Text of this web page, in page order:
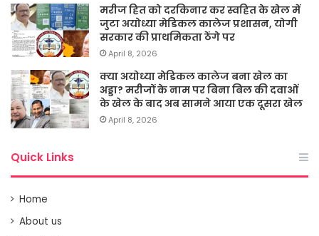
मरीज हित को दरकिनार कर स्वहित के खेल में
जुटा अयोध्या मेडिकल कालेज प्रशासन, योगी
सरकार की प्राथमिकता ठेंगे पर
April 8, 2026
क्या अयोध्या मेडिकल कालेज बना खेल का
अड्डा? मरीजों के नाम पर बिना बिल की दवाओं
के खेल के बाद अब सामने आया एक दूसरा खेल
April 8, 2026
Quick Links
Home
About us